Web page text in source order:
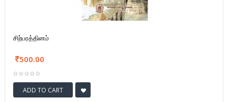
சிற்பரத்தினம்
500.00
ADD TO CART